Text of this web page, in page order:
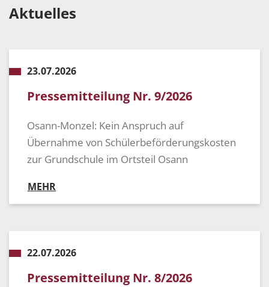
Aktuelles
23.07.2026
Pressemitteilung Nr. 9/2026
Osann-Monzel: Kein Anspruch auf
Übernahme von Schülerbeförderungskosten
zur Grundschule im Ortsteil Osann
MEHR
22.07.2026
Pressemitteilung Nr. 8/2026